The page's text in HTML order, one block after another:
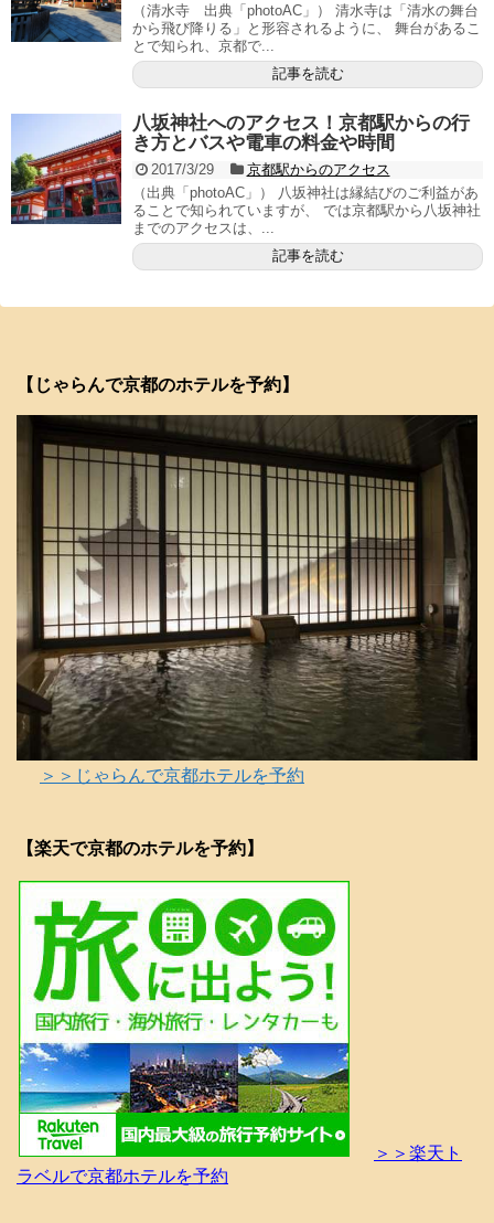
（清水寺 出典「photoAC」） 清水寺は「清水の舞台
から飛び降りる」と形容されるように、 舞台があるこ
とで知られ、京都で...
記事を読む
八坂神社へのアクセス！京都駅からの行
き方とバスや電車の料金や時間
2017/3/29
京都駅からのアクセス
（出典「photoAC」） 八坂神社は縁結びのご利益があ
ることで知られていますが、 では京都駅から八坂神社
までのアクセスは、...
記事を読む
【じゃらんで京都のホテルを予約】
＞＞じゃらんで京都ホテルを予約
【楽天で京都のホテルを予約】
＞＞楽天ト
ラベルで京都ホテルを予約